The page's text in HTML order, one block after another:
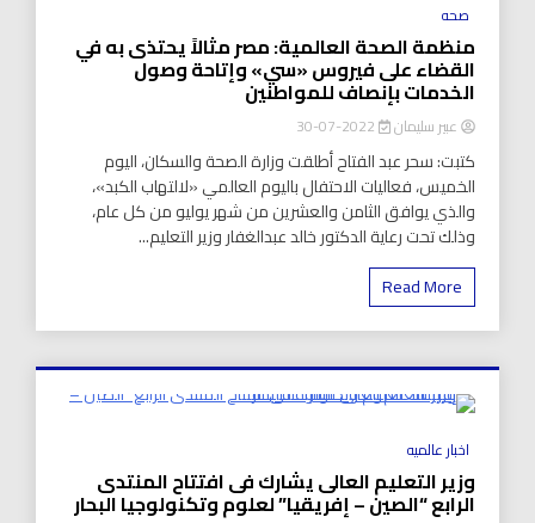
صحه
منظمة الصحة العالمية: مصر مثالاً يحتذى به في
القضاء على فيروس «سي» وإتاحة وصول
الخدمات بإنصاف للمواطنين
عبير سليمان
كتبت: سحر عبد الفتاح أطلقت وزارة الصحة والسكان، اليوم
الخميس، فعاليات الاحتفال باليوم العالمي «لالتهاب الكبد»،
والذي يوافق الثامن والعشرين من شهر يوليو من كل عام،
وذلك تحت رعاية الدكتور خالد عبدالغفار وزير التعليم...
Read More
اخبار عالميه
وزير التعليم العالى يشارك فى افتتاح المنتدى
الرابع “الصين – إفريقيا” لعلوم وتكنولوجيا البحار